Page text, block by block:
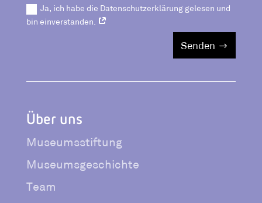
Ja, ich habe die Datenschutzerklärung gelesen und
bin einverstanden.
Senden
Über uns
Museumsstiftung
Museumsgeschichte
Team